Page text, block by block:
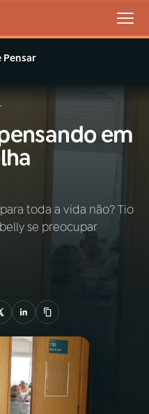
AO VIVO
Pensar
em
toda a vida não? Tio
se preocupar